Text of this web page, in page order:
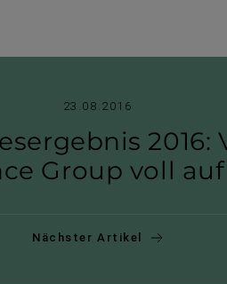
23.08.2016
2016:
Group voll
Nächster Artikel